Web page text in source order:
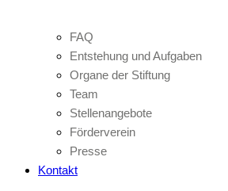
FAQ
Entstehung und Aufgaben
Organe der Stiftung
Team
Stellenangebote
Förderverein
Presse
Kontakt